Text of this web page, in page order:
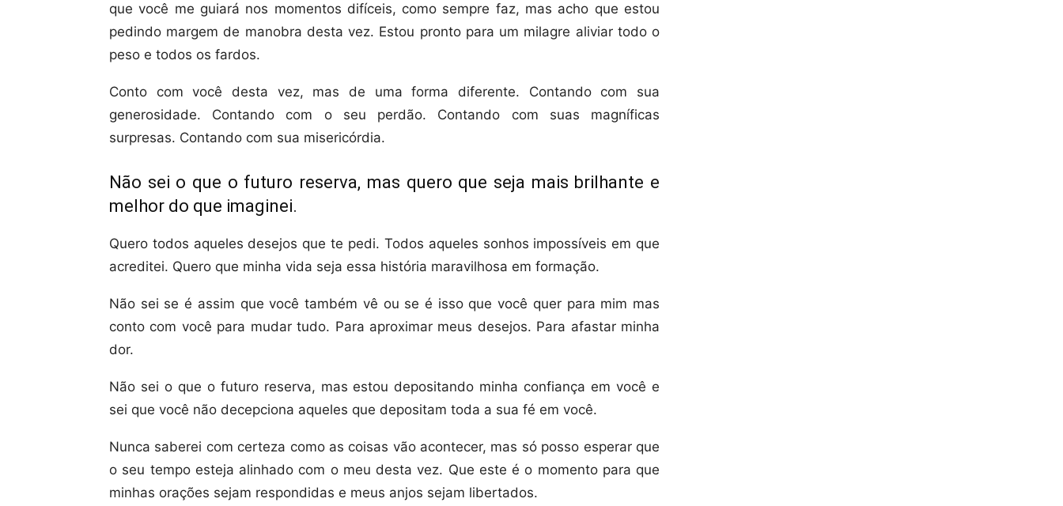
que você me guiará nos momentos difíceis, como sempre faz, mas acho que estou
pedindo margem de manobra desta vez. Estou pronto para um milagre aliviar todo o
peso e todos os fardos.
Conto com você desta vez, mas de uma forma diferente. Contando com sua
generosidade. Contando com o seu perdão. Contando com suas magníficas
surpresas. Contando com sua misericórdia.
Não sei o que o futuro reserva, mas quero que seja mais brilhante e
melhor do que imaginei.
Quero todos aqueles desejos que te pedi. Todos aqueles sonhos impossíveis em que
acreditei. Quero que minha vida seja essa história maravilhosa em formação.
Não sei se é assim que você também vê ou se é isso que você quer para mim mas
conto com você para mudar tudo. Para aproximar meus desejos. Para afastar minha
dor.
Não sei o que o futuro reserva, mas estou depositando minha confiança em você e
sei que você não decepciona aqueles que depositam toda a sua fé em você.
Nunca saberei com certeza como as coisas vão acontecer, mas só posso esperar que
o seu tempo esteja alinhado com o meu desta vez. Que este é o momento para que
minhas orações sejam respondidas e meus anjos sejam libertados.